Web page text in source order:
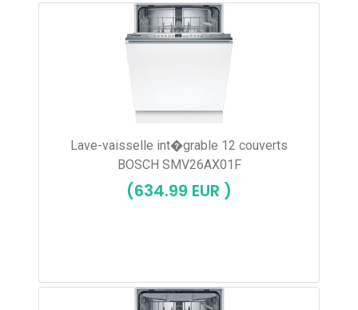
Lave-vaisselle int�grable 12 couverts
BOSCH SMV26AX01F
(634.99 EUR )